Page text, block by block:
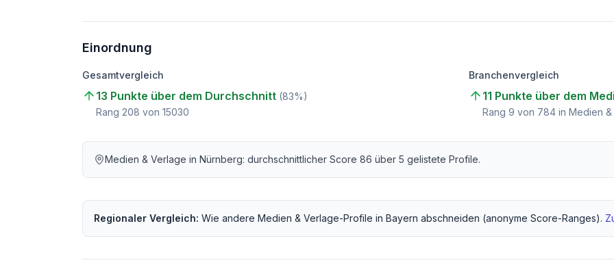
Einordnung
Gesamtvergleich
13 Punkte über dem Durchschnitt (83%)
Rang 208 von 15030
Branchenvergleich
11 Punkte über dem
Rang 9 von 784 in Medien
Medien & Verlage in Nürnberg: durchschnittlicher Score 86 über 5 gelistete Profile.
Regionaler Vergleich: Wie andere Medien & Verlage-Profile in Bayern abschneiden (anonyme Score-Ranges).